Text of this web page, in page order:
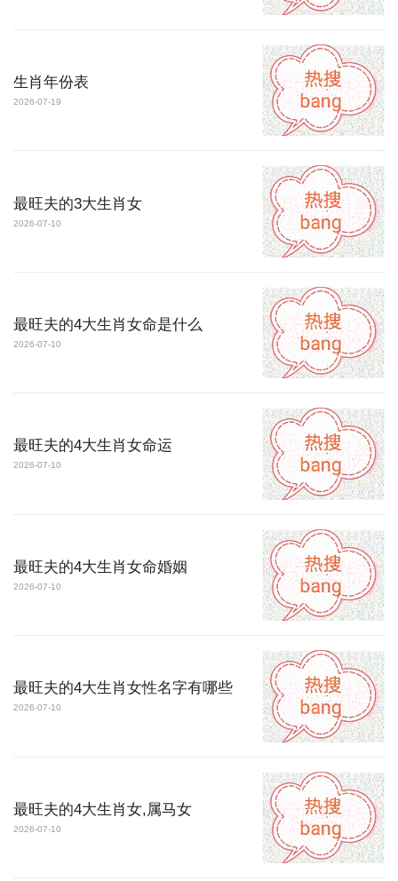
生肖年份表
2026-07-19
最旺夫的3大生肖女
2026-07-10
最旺夫的4大生肖女命是什么
2026-07-10
最旺夫的4大生肖女命运
2026-07-10
最旺夫的4大生肖女命婚姻
2026-07-10
最旺夫的4大生肖女性名字有哪些
2026-07-10
最旺夫的4大生肖女,属马女
2026-07-10